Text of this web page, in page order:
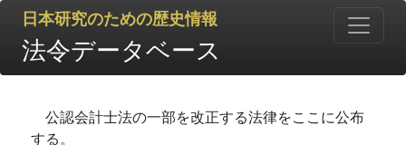
日本研究のための歴史情報
法令データベース
公認会計士法の一部を改正する法律をここに公布
する。